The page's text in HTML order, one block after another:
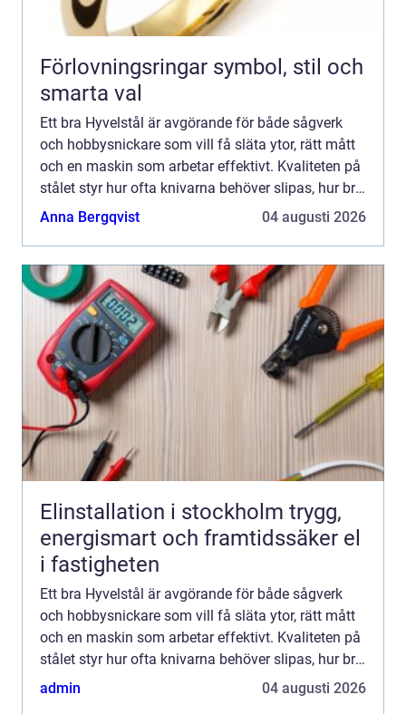
Förlovningsringar symbol, stil och
smarta val
Ett bra Hyvelstål är avgörande för både sågverk
och hobbysnickare som vill få släta ytor, rätt mått
och en maskin som arbetar effektivt. Kvaliteten på
stålet styr hur ofta knivarna behöver slipas, hur bra
yta som uppnås och hur tryggt arbetet känns. ...
Anna Bergqvist 04 augusti 2026
Elinstallation i stockholm trygg,
energismart och framtidssäker el
i fastigheten
Ett bra Hyvelstål är avgörande för både sågverk
och hobbysnickare som vill få släta ytor, rätt mått
och en maskin som arbetar effektivt. Kvaliteten på
stålet styr hur ofta knivarna behöver slipas, hur bra
yta som uppnås och hur tryggt arbetet känns. ...
admin 04 augusti 2026